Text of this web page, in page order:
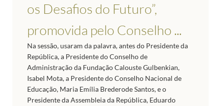
os Desafios do Futuro”,
promovida pelo Conselho ...
Na sessão, usaram da palavra, antes do Presidente da
República, a Presidente do Conselho de
Administração da Fundação Calouste Gulbenkian,
Isabel Mota, a Presidente do Conselho Nacional de
Educação, Maria Emília Brederode Santos, e o
Presidente da Assembleia da República, Eduardo